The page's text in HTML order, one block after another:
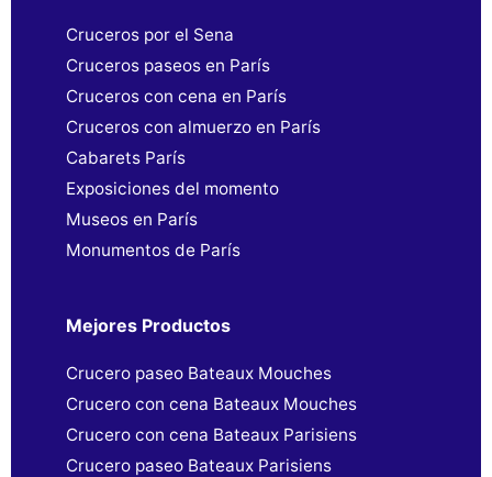
Cruceros por el Sena
Cruceros paseos en París
Cruceros con cena en París
Cruceros con almuerzo en París
Cabarets París
Exposiciones del momento
Museos en París
Monumentos de París
Mejores Productos
Crucero paseo Bateaux Mouches
Crucero con cena Bateaux Mouches
Crucero con cena Bateaux Parisiens
Crucero paseo Bateaux Parisiens